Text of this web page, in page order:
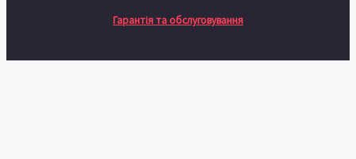
Гарантія та обслуговування